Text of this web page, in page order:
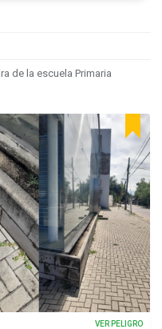
de la escuela Primaria
VER PELIGRO